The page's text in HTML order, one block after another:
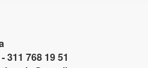
311 768 19 51